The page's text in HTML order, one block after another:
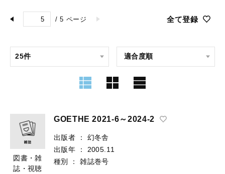
/ 5 ページ 全て登録
図書・雑
誌・視聴
GOETHE 2021-6～2024-2
出版者 ：
幻冬舎
出版年
：
2005.11
種別
： 雑誌巻号